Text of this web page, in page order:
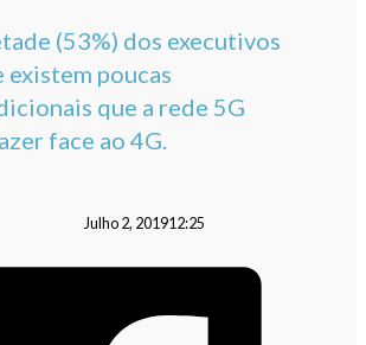
(53%) dos executivos
poucas
que a rede 5G
face ao 4G.
Julho 2, 201912:25